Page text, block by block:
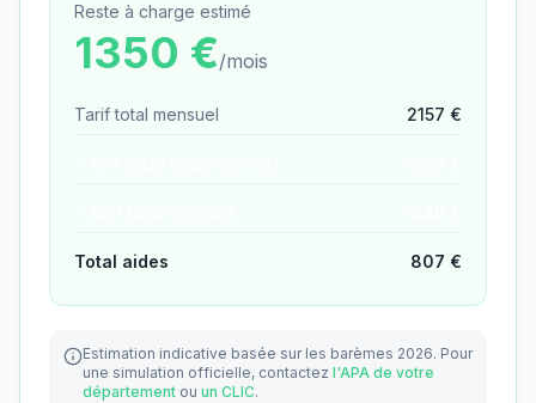
Reste à charge estimé
1350 €/mois
Tarif total mensuel 2157 €
Total aides 807 €
Estimation indicative basée sur les barèmes 2026. Pour
une simulation officielle, contactez l'APA de votre
département ou un CLIC.